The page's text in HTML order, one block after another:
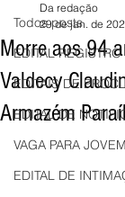
Todos posts
EDITAL
EDITAIS DE
EDITAL DE
VAGA PARA
EDITAL DE
Morre aos 94
Valdecy
Armazém
Da redação
29 de jan. de